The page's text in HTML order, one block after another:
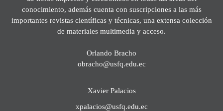
conocimiento, además cuenta con suscripciones a las más
importantes revistas científicas y técnicas, una extensa colección
de materiales multimedia y acceso.
Orlando Bracho
obracho@usfq.edu.ec
Xavier Palacios
xpalacios@usfq.edu.ec